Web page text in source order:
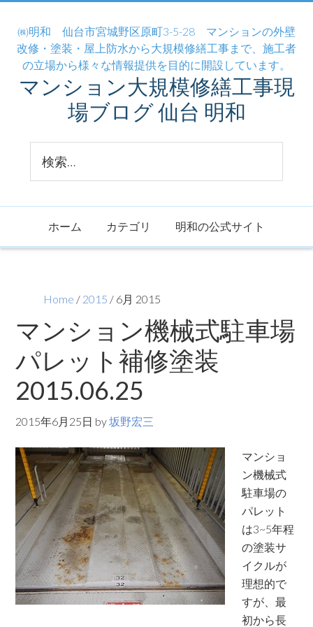
㈱明和 仙台市宮城野区原町3-5-28 マンションの外壁
改修・塗装・屋上防水から大規模修繕工事まで、施工者
の立場から様々な情報提供を目的に開設しています。
マンション大規模修繕工事現
場ブログ 仙台 明和
ホーム カテゴリ 明和の公式サイト
Home / 2015 / 6月 2015
マンション機械式駐車場
パレット補修塗装
2015.06.25
2015年6月25日 by坂野宏三
マンショ
ン機械式
駐車場の
パレット
は3~5年程
の塗装サ
イクルが
理想的で
すが、最
初から長